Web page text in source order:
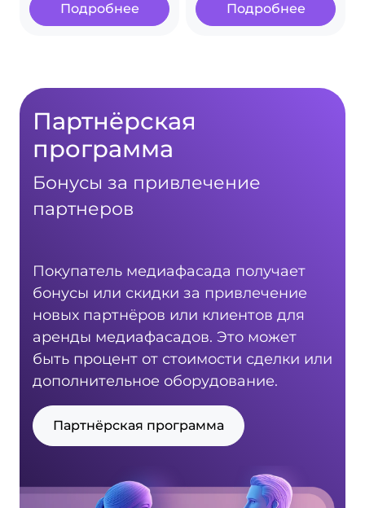
Подробнее Подробнее
Партнёрская
программа
Бонусы за привлечение
партнеров
Покупатель медиафасада получает
бонусы или скидки за привлечение
новых партнёров или клиентов для
аренды медиафасадов. Это может
быть процент от стоимости сделки или
дополнительное оборудование.
Партнёрская программа